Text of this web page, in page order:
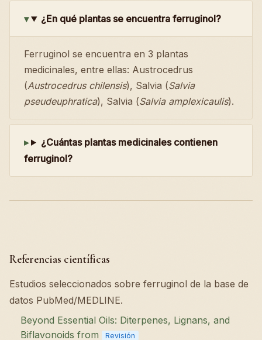
¿En qué plantas se encuentra ferruginol?
Ferruginol se encuentra en 3 plantas
medicinales, entre ellas: Austrocedrus
(Austrocedrus chilensis), Salvia (Salvia
pseudeuphratica), Salvia (Salvia amplexicaulis).
¿Cuántas plantas medicinales contienen
ferruginol?
Referencias científicas
Estudios seleccionados sobre ferruginol de la base de
datos PubMed/MEDLINE.
Beyond Essential Oils: Diterpenes, Lignans, and
Biflavonoids from Revisión